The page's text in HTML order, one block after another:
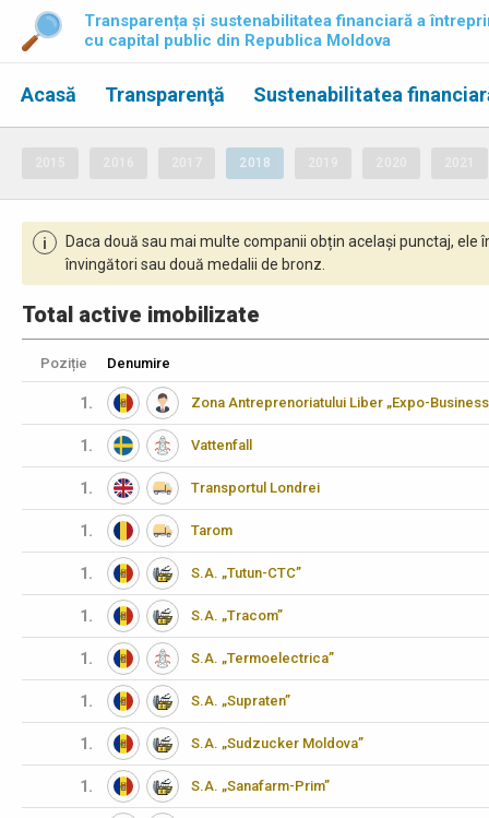
Transparența și sustenabilitatea financiară a
cu capital public din Republica Moldova
Acasă Transparenţă Sustenabilitatea
2018
i
Daca două sau mai multe companii obțin același punctaj,
învingători sau două medalii de bronz.
Total active imobilizate
Poziție Denumire
1. Zona Antreprenoriatului Liber „Expo-
1. Vattenfall
1. Transportul Londrei
1. Tarom
1. S.A. „Tutun-CTC”
1. S.A. „Tracom”
1. S.A. „Termoelectrica”
1. S.A. „Supraten”
1. S.A. „Sudzucker Moldova”
1. S.A. „Sanafarm-Prim”